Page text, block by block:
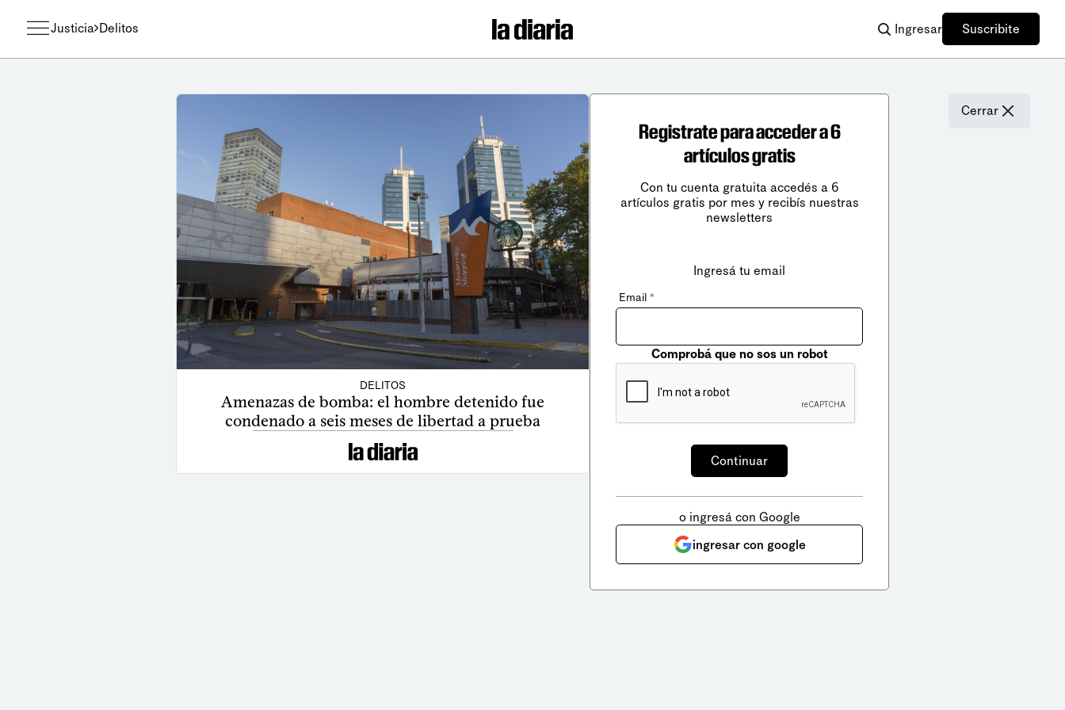
Justicia Delitos Ingresar Suscribite
DELITOS
Amenazas de bomba: el hombre detenido fue
condenado a seis meses de libertad a prueba
Cerrar
Registrate para acceder a 6
artículos gratis
Con tu cuenta gratuita accedés a 6
artículos gratis por mes y recibís nuestras
newsletters
Ingresá tu email
Email *
Comprobá que no sos un robot
o ingresá con Google
ingresar con google